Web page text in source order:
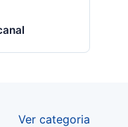
Ver categoria